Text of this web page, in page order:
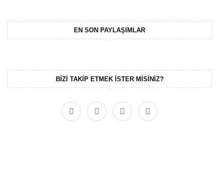
EN SON PAYLAŞIMLAR
BIZI TAKIP ETMEK ISTER MISINIZ?